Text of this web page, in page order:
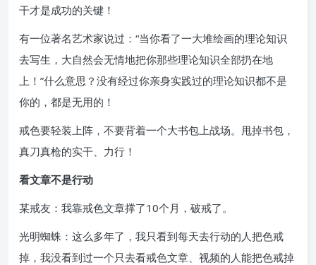
干才是成功的关键！
有一位著名艺术家说过：“当你看了一大堆绘画的理论知识
去写生，大自然会无情地把你那些理论知识全部扔在地
上！”什么意思？没有经过你亲身实践过的理论知识都不是
你的，都是无用的！
戒色要轻装上阵，不要背着一个大书包上战场。甩掉书包，
真刀真枪的实干、力行！
看文章不是行动
某戒友：我靠戒色文章撑了10个月，破戒了。
光明蜘蛛：这么多年了，我只看到每天去行动的人把色戒
掉，我没看到过一个只去看戒色文章、视频的人能把色戒掉